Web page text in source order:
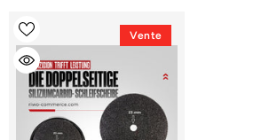
Vente